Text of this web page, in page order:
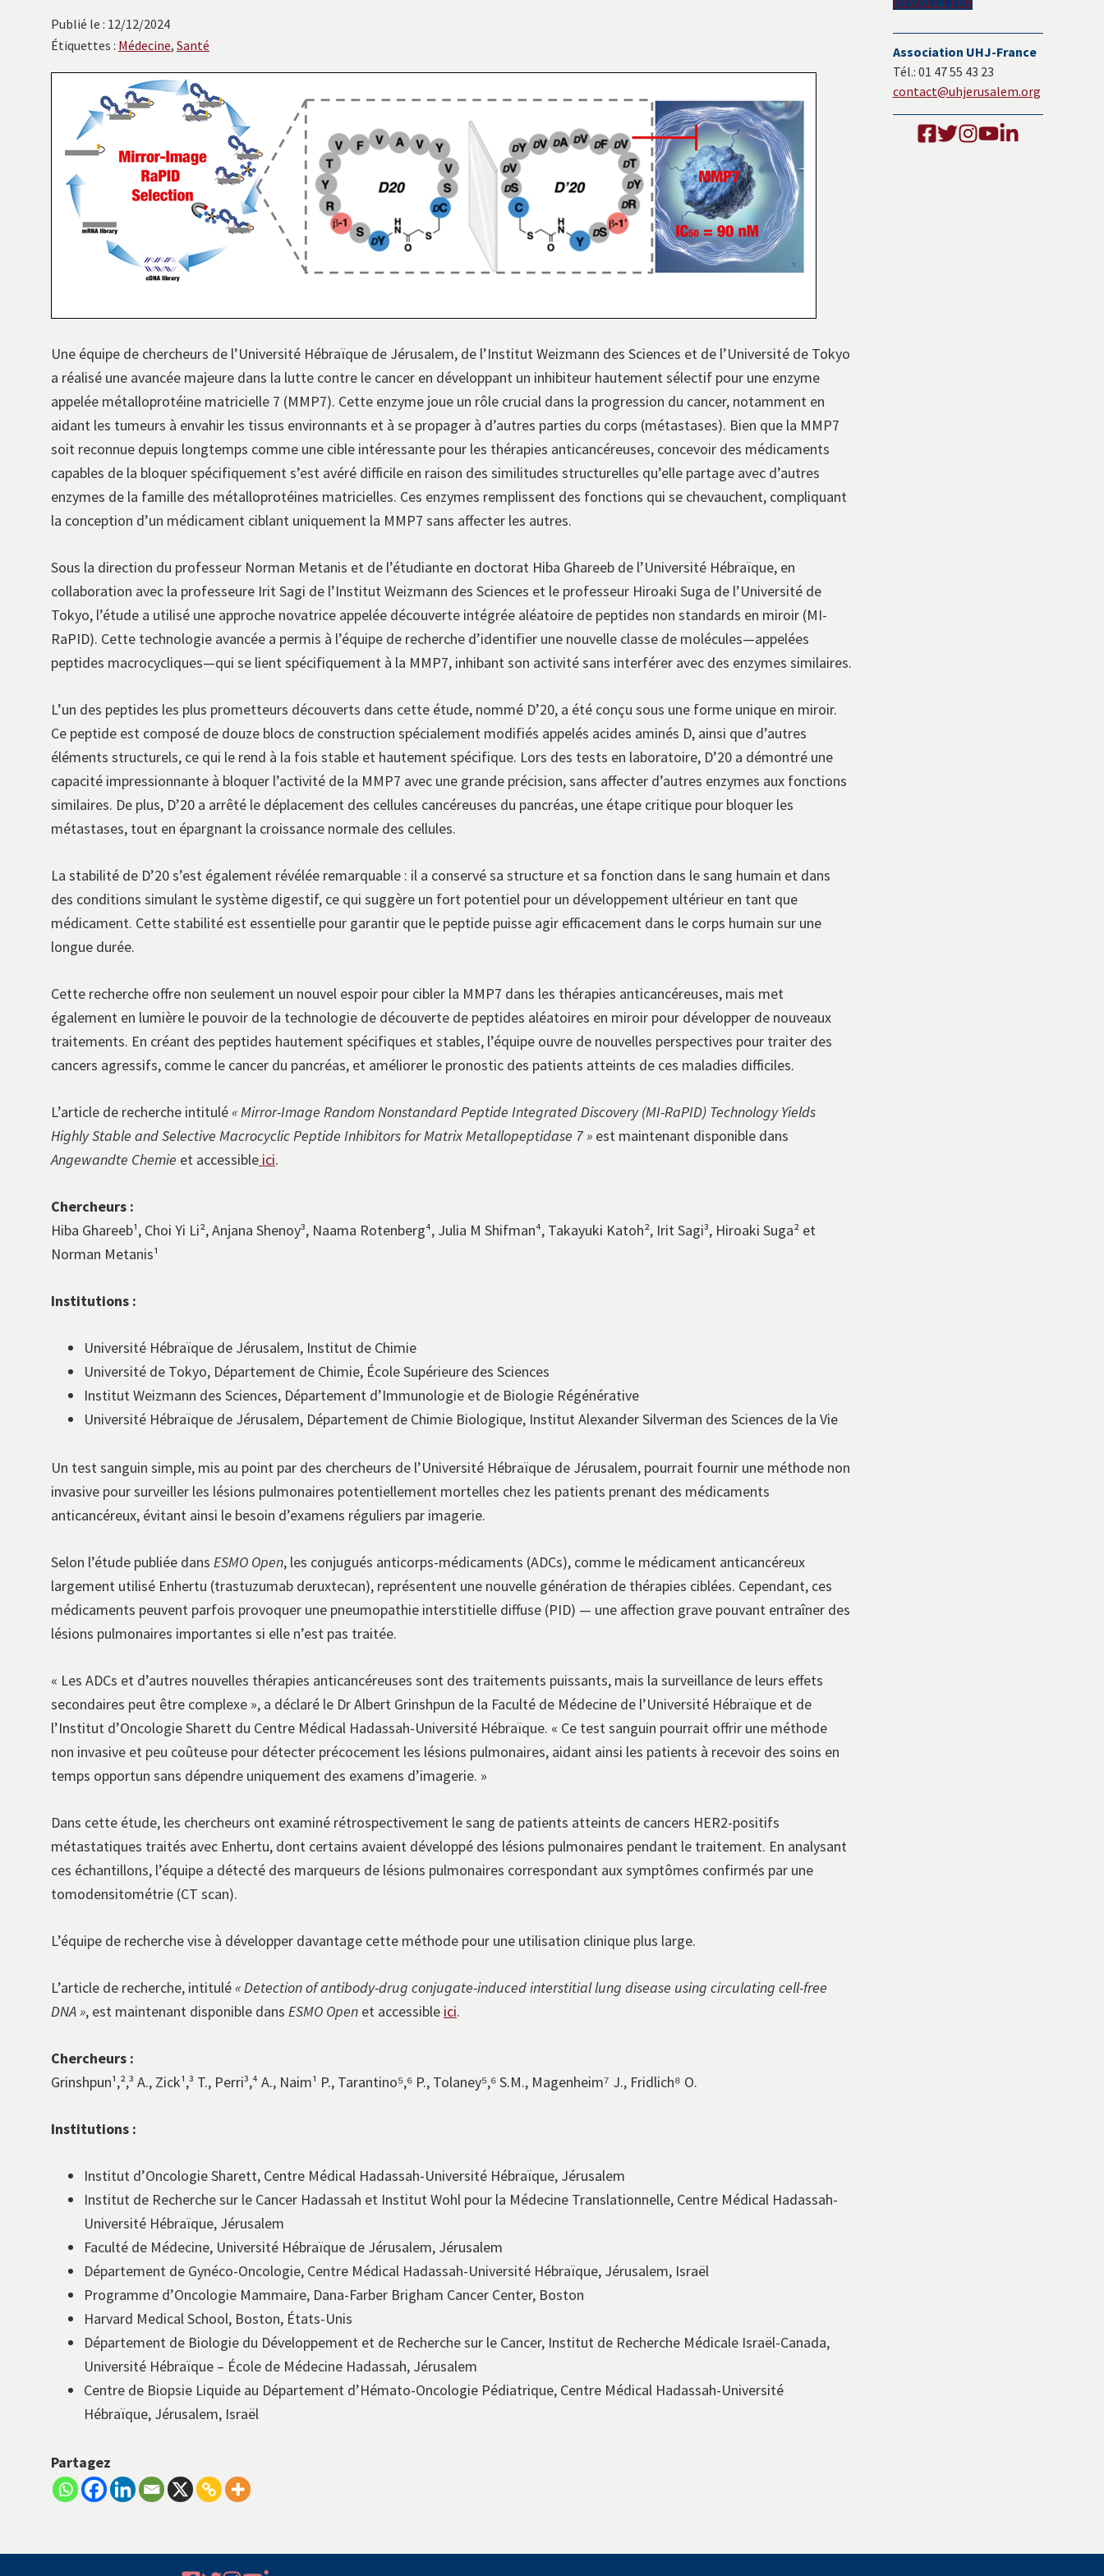
instituts
Publié le : 12/12/2024
Étiquettes : Médecine, Santé
Une équipe de chercheurs de l’Université Hébraïque de Jérusalem, de l’Institut Weizmann des Sciences et de l’Université de Tokyo
a réalisé une avancée majeure dans la lutte contre le cancer en développant un inhibiteur hautement sélectif pour une enzyme
appelée métalloprotéine matricielle 7 (MMP7). Cette enzyme joue un rôle crucial dans la progression du cancer, notamment en
aidant les tumeurs à envahir les tissus environnants et à se propager à d’autres parties du corps (métastases). Bien que la MMP7
soit reconnue depuis longtemps comme une cible intéressante pour les thérapies anticancéreuses, concevoir des médicaments
capables de la bloquer spécifiquement s’est avéré difficile en raison des similitudes structurelles qu’elle partage avec d’autres
enzymes de la famille des métalloprotéines matricielles. Ces enzymes remplissent des fonctions qui se chevauchent, compliquant
la conception d’un médicament ciblant uniquement la MMP7 sans affecter les autres.
Sous la direction du professeur Norman Metanis et de l’étudiante en doctorat Hiba Ghareeb de l’Université Hébraïque, en
collaboration avec la professeure Irit Sagi de l’Institut Weizmann des Sciences et le professeur Hiroaki Suga de l’Université de
Tokyo, l’étude a utilisé une approche novatrice appelée découverte intégrée aléatoire de peptides non standards en miroir (MI-
RaPID). Cette technologie avancée a permis à l’équipe de recherche d’identifier une nouvelle classe de molécules—appelées
peptides macrocycliques—qui se lient spécifiquement à la MMP7, inhibant son activité sans interférer avec des enzymes similaires.
L’un des peptides les plus prometteurs découverts dans cette étude, nommé D’20, a été conçu sous une forme unique en miroir.
Ce peptide est composé de douze blocs de construction spécialement modifiés appelés acides aminés D, ainsi que d’autres
éléments structurels, ce qui le rend à la fois stable et hautement spécifique. Lors des tests en laboratoire, D’20 a démontré une
capacité impressionnante à bloquer l’activité de la MMP7 avec une grande précision, sans affecter d’autres enzymes aux fonctions
similaires. De plus, D’20 a arrêté le déplacement des cellules cancéreuses du pancréas, une étape critique pour bloquer les
métastases, tout en épargnant la croissance normale des cellules.
La stabilité de D’20 s’est également révélée remarquable : il a conservé sa structure et sa fonction dans le sang humain et dans
des conditions simulant le système digestif, ce qui suggère un fort potentiel pour un développement ultérieur en tant que
médicament. Cette stabilité est essentielle pour garantir que le peptide puisse agir efficacement dans le corps humain sur une
longue durée.
Cette recherche offre non seulement un nouvel espoir pour cibler la MMP7 dans les thérapies anticancéreuses, mais met
également en lumière le pouvoir de la technologie de découverte de peptides aléatoires en miroir pour développer de nouveaux
traitements. En créant des peptides hautement spécifiques et stables, l’équipe ouvre de nouvelles perspectives pour traiter des
cancers agressifs, comme le cancer du pancréas, et améliorer le pronostic des patients atteints de ces maladies difficiles.
L’article de recherche intitulé« Mirror-Image Random Nonstandard Peptide Integrated Discovery (MI-RaPID) Technology Yields
Highly Stable and Selective Macrocyclic Peptide Inhibitors for Matrix Metallopeptidase 7 » est maintenant disponible dans
Angewandte Chemie et accessible ici.
Chercheurs :
Hiba Ghareeb¹, Choi Yi Li², Anjana Shenoy³, Naama Rotenberg⁴, Julia M Shifman⁴, Takayuki Katoh², Irit Sagi³, Hiroaki Suga² et
Norman Metanis¹
Institutions :
Université Hébraïque de Jérusalem, Institut de Chimie
Université de Tokyo, Département de Chimie, École Supérieure des Sciences
Institut Weizmann des Sciences, Département d’Immunologie et de Biologie Régénérative
Université Hébraïque de Jérusalem, Département de Chimie Biologique, Institut Alexander Silverman des Sciences de la Vie
Un test sanguin simple, mis au point par des chercheurs de l’Université Hébraïque de Jérusalem, pourrait fournir une méthode non
invasive pour surveiller les lésions pulmonaires potentiellement mortelles chez les patients prenant des médicaments
anticancéreux, évitant ainsi le besoin d’examens réguliers par imagerie.
Selon l’étude publiée dans ESMO Open, les conjugués anticorps-médicaments (ADCs), comme le médicament anticancéreux
largement utilisé Enhertu (trastuzumab deruxtecan), représentent une nouvelle génération de thérapies ciblées. Cependant, ces
médicaments peuvent parfois provoquer une pneumopathie interstitielle diffuse (PID) — une affection grave pouvant entraîner des
lésions pulmonaires importantes si elle n’est pas traitée.
« Les ADCs et d’autres nouvelles thérapies anticancéreuses sont des traitements puissants, mais la surveillance de leurs effets
secondaires peut être complexe », a déclaré le Dr Albert Grinshpun de la Faculté de Médecine de l’Université Hébraïque et de
l’Institut d’Oncologie Sharett du Centre Médical Hadassah-Université Hébraïque. « Ce test sanguin pourrait offrir une méthode
non invasive et peu coûteuse pour détecter précocement les lésions pulmonaires, aidant ainsi les patients à recevoir des soins en
temps opportun sans dépendre uniquement des examens d’imagerie. »
Dans cette étude, les chercheurs ont examiné rétrospectivement le sang de patients atteints de cancers HER2-positifs
métastatiques traités avec Enhertu, dont certains avaient développé des lésions pulmonaires pendant le traitement. En analysant
ces échantillons, l’équipe a détecté des marqueurs de lésions pulmonaires correspondant aux symptômes confirmés par une
tomodensitométrie (CT scan).
L’équipe de recherche vise à développer davantage cette méthode pour une utilisation clinique plus large.
L’article de recherche, intitulé« Detection of antibody-drug conjugate-induced interstitial lung disease using circulating cell-free
DNA », est maintenant disponible dans ESMO Open et accessible ici.
Chercheurs :
Grinshpun¹,²,³ A., Zick¹,³ T., Perri³,⁴ A., Naim¹ P., Tarantino⁵,⁶ P., Tolaney⁵,⁶ S.M., Magenheim⁷ J., Fridlich⁸ O.
Institutions :
Institut d’Oncologie Sharett, Centre Médical Hadassah-Université Hébraïque, Jérusalem
Institut de Recherche sur le Cancer Hadassah et Institut Wohl pour la Médecine Translationnelle, Centre Médical Hadassah-
Université Hébraïque, Jérusalem
Faculté de Médecine, Université Hébraïque de Jérusalem, Jérusalem
Département de Gynéco-Oncologie, Centre Médical Hadassah-Université Hébraïque, Jérusalem, Israël
Programme d’Oncologie Mammaire, Dana-Farber Brigham Cancer Center, Boston
Harvard Medical School, Boston, États-Unis
Département de Biologie du Développement et de Recherche sur le Cancer, Institut de Recherche Médicale Israël-Canada,
Université Hébraïque – École de Médecine Hadassah, Jérusalem
Centre de Biopsie Liquide au Département d’Hémato-Oncologie Pédiatrique, Centre Médical Hadassah-Université
Hébraïque, Jérusalem, Israël
Partagez
Association UHJ-France
Tél.: 01 47 55 43 23
contact@uhjerusalem.org